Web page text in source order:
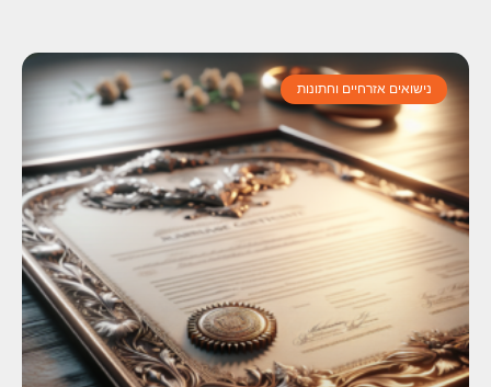
נישואים אזרחיים וחתונות